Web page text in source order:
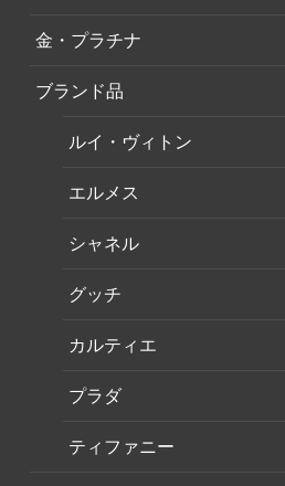
金・プラチナ
ブランド品
ルイ・ヴィトン
エルメス
シャネル
グッチ
カルティエ
プラダ
ティファニー